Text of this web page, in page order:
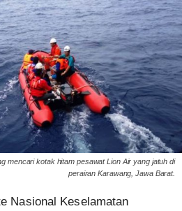
mencari kotak hitam pesawat Lion Air yang jatuh di
perairan Karawang, Jawa Barat.
Nasional Keselamatan